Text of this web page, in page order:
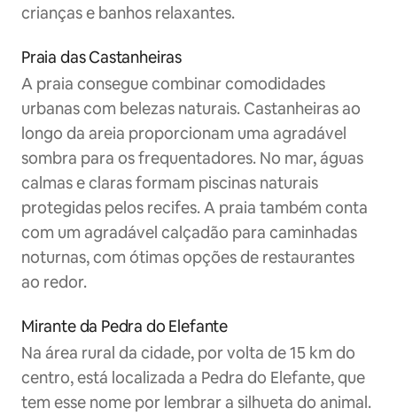
crianças e banhos relaxantes.
Praia das Castanheiras
A praia consegue combinar comodidades
urbanas com belezas naturais. Castanheiras ao
longo da areia proporcionam uma agradável
sombra para os frequentadores. No mar, águas
calmas e claras formam piscinas naturais
protegidas pelos recifes. A praia também conta
com um agradável calçadão para caminhadas
noturnas, com ótimas opções de restaurantes
ao redor.
Mirante da Pedra do Elefante
Na área rural da cidade, por volta de 15 km do
centro, está localizada a Pedra do Elefante, que
tem esse nome por lembrar a silhueta do animal.